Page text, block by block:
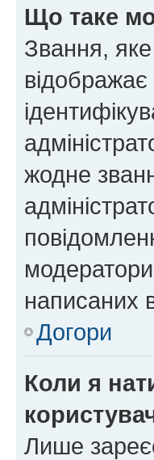
Що таке
Звання,
жодне
написаних
Догори
Коли я
Лише